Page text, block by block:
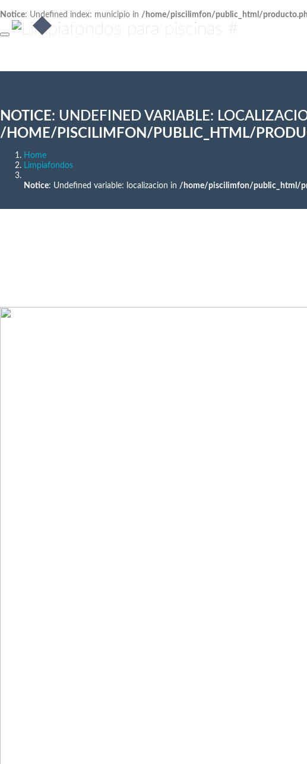
Notice: Undefined index: municipio in /home/piscilimfon/public_html/
NOTICE: UNDEFINED VARIABLE:
/HOME/PISCILIMFON/PUBLIC_HTML/
Home
Limpiafondos
Notice: Undefined variable: localizacion in /home/piscilimfon/public_html/